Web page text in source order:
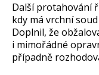
Další protahování
kdy má vrchní
Doplnil, že
i mimořádné
případně